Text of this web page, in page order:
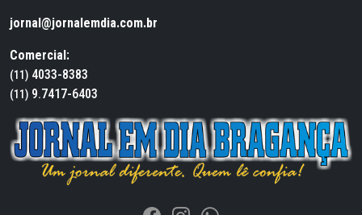
jornal@jornalemdia.com.br
Comercial:
(11) 4033-8383
(11) 9.7417-6403